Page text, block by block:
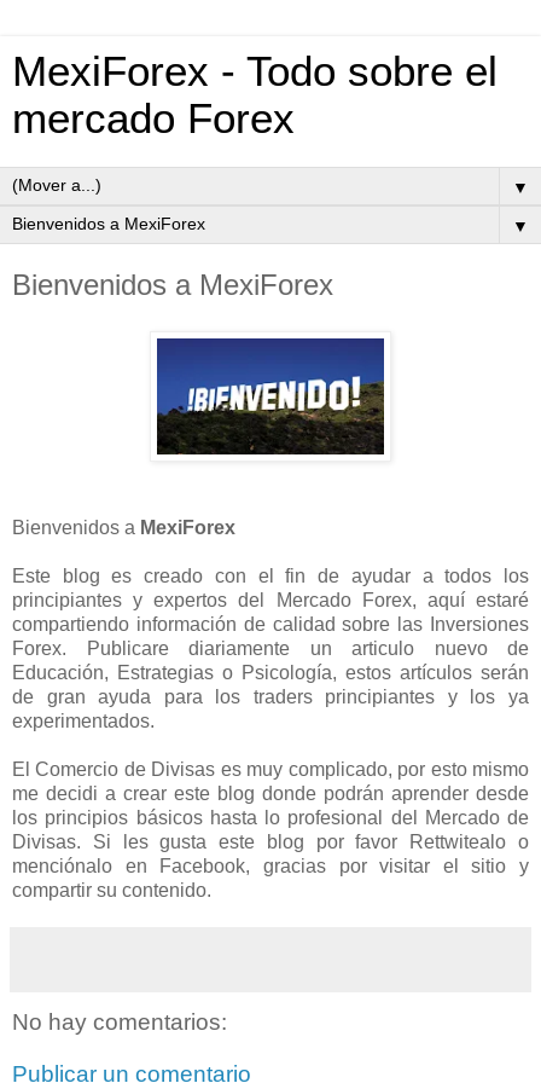
MexiForex - Todo sobre el
mercado Forex
▼
▼
Bienvenidos a MexiForex
Bienvenidos a MexiForex
Este blog es creado con el fin de ayudar a todos los
principiantes y expertos del Mercado Forex, aquí estaré
compartiendo información de calidad sobre las Inversiones
Forex. Publicare diariamente un articulo nuevo de
Educación, Estrategias o Psicología, estos artículos serán
de gran ayuda para los traders principiantes y los ya
experimentados.
El Comercio de Divisas es muy complicado, por esto mismo
me decidi a crear este blog donde podrán aprender desde
los principios básicos hasta lo profesional del Mercado de
Divisas. Si les gusta este blog por favor Rettwitealo o
menciónalo en Facebook, gracias por visitar el sitio y
compartir su contenido.
No hay comentarios:
Publicar un comentario